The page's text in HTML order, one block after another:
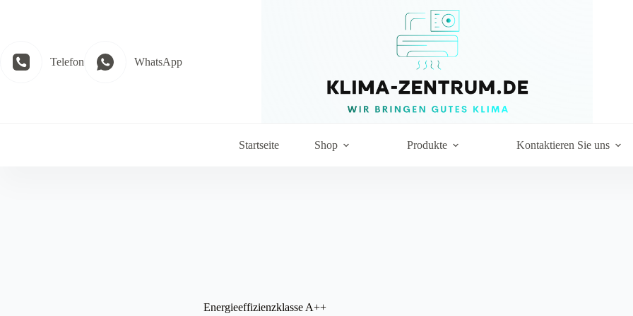
Telefon WhatsApp
Startseite Shop Produkte Kontaktieren Sie uns
Energieeffizienzklasse A++